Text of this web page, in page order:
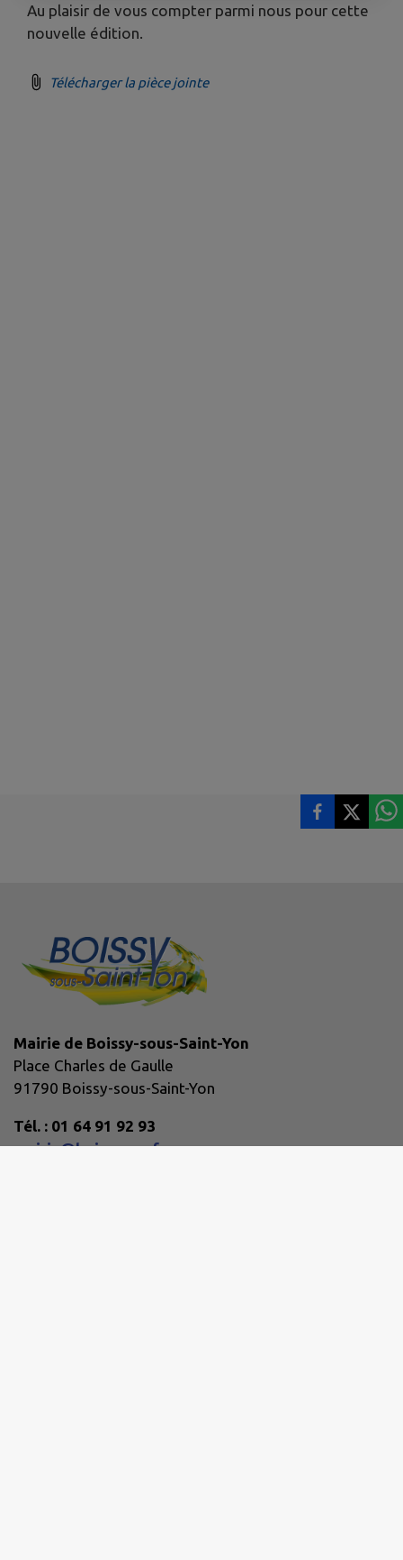
Au plaisir de vous compter parmi nous pour cette
nouvelle édition.
Télécharger la pièce jointe
Mairie de Boissy-sous-Saint-Yon
Place Charles de Gaulle
91790 Boissy-sous-Saint-Yon
Tél. : 01 64 91 92 93
mairie@boissy-ssy.fr